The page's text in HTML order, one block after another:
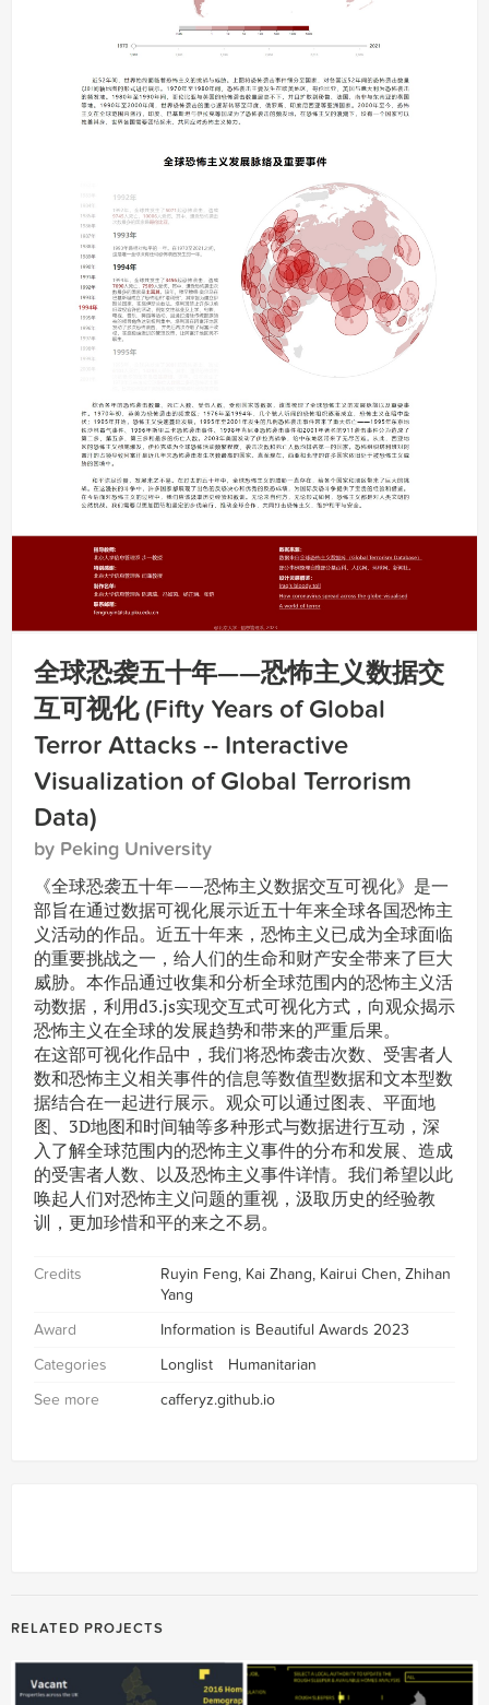
全球恐袭五十年——恐怖主义数据交
互可视化 (Fifty Years of Global
Terror Attacks -- Interactive
Visualization of Global Terrorism
Data)
by Peking University
《全球恐袭五十年——恐怖主义数据交互可视化》是一
部旨在通过数据可视化展示近五十年来全球各国恐怖主
义活动的作品。近五十年来，恐怖主义已成为全球面临
的重要挑战之一，给人们的生命和财产安全带来了巨大
威胁。本作品通过收集和分析全球范围内的恐怖主义活
动数据，利用d3.js实现交互式可视化方式，向观众揭示
恐怖主义在全球的发展趋势和带来的严重后果。
在这部可视化作品中，我们将恐怖袭击次数、受害者人
数和恐怖主义相关事件的信息等数值型数据和文本型数
据结合在一起进行展示。观众可以通过图表、平面地
图、3D地图和时间轴等多种形式与数据进行互动，深
入了解全球范围内的恐怖主义事件的分布和发展、造成
的受害者人数、以及恐怖主义事件详情。我们希望以此
唤起人们对恐怖主义问题的重视，汲取历史的经验教
训，更加珍惜和平的来之不易。
Credits
Ruyin Feng, Kai Zhang, Kairui Chen, Zhihan
Yang
Award
Information is Beautiful Awards 2023
Categories
Longlist
Humanitarian
See more
cafferyz.github.io
RELATED PROJECTS